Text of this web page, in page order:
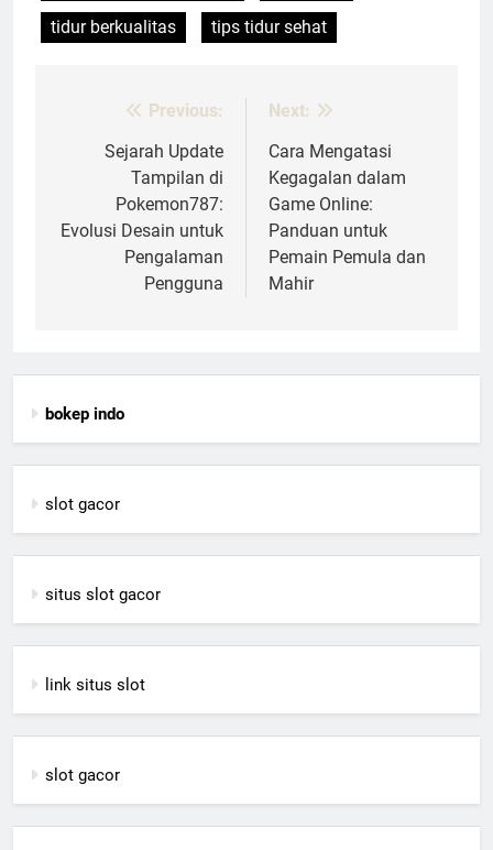
tidur berkualitas
tips tidur sehat
navigation
Previous:
Sejarah Update
Tampilan di
Pokemon787:
Evolusi Desain untuk
Pengalaman
Pengguna
Next:
Cara Mengatasi
Kegagalan dalam
Game Online:
Panduan untuk
Pemain Pemula dan
Mahir
bokep indo
slot gacor
situs slot gacor
link situs slot
slot gacor